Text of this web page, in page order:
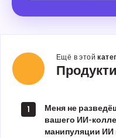
Ещё в этой
Продуктивность
1
Меня не
вашего ИИ-
манипуляции ИИ